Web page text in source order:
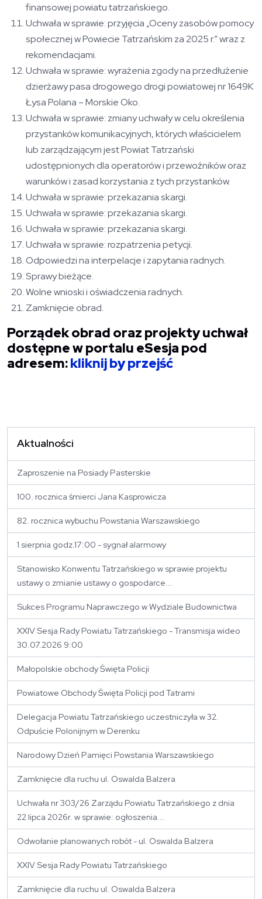
finansowej powiatu tatrzańskiego.
Uchwała w sprawie: przyjęcia „Oceny zasobów pomocy
społecznej w Powiecie Tatrzańskim za 2025 r.” wraz z
rekomendacjami.
Uchwała w sprawie: wyrażenia zgody na przedłużenie
dzierżawy pasa drogowego drogi powiatowej nr 1649K
Łysa Polana – Morskie Oko.
Uchwała w sprawie: zmiany uchwały w celu określenia
przystanków komunikacyjnych, których właścicielem
lub zarządzającym jest Powiat Tatrzański
udostępnionych dla operatorów i przewoźników oraz
warunków i zasad korzystania z tych przystanków.
Uchwała w sprawie: przekazania skargi.
Uchwała w sprawie: przekazania skargi.
Uchwała w sprawie: przekazania skargi.
Uchwała w sprawie: rozpatrzenia petycji.
Odpowiedzi na interpelacje i zapytania radnych.
Sprawy bieżące.
Wolne wnioski i oświadczenia radnych.
Zamknięcie obrad.
Porządek obrad oraz projekty uchwał
dostępne w portalu eSesja pod
adresem:kliknij by przejść
Aktualności
Zaproszenie na Posiady Pasterskie
100. rocznica śmierci Jana Kasprowicza
82. rocznica wybuchu Powstania Warszawskiego
1 sierpnia godz.17:00 - sygnał alarmowy
Stanowisko Konwentu Tatrzańskiego w sprawie projektu
ustawy o zmianie ustawy o gospodarce...
Sukces Programu Naprawczego w Wydziale Budownictwa
XXIV Sesja Rady Powiatu Tatrzańskiego - Transmisja wideo
30.07.2026 9:00
Małopolskie obchody Święta Policji
Powiatowe Obchody Święta Policji pod Tatrami
Delegacja Powiatu Tatrzańskiego uczestniczyła w 32.
Odpuście Polonijnym w Derenku
Narodowy Dzień Pamięci Powstania Warszawskiego
Zamknięcie dla ruchu ul. Oswalda Balzera
Uchwała nr 303/26 Zarządu Powiatu Tatrzańskiego z dnia
22 lipca 2026r. w sprawie: ogłoszenia...
Odwołanie planowanych robót - ul. Oswalda Balzera
XXIV Sesja Rady Powiatu Tatrzańskiego
Zamknięcie dla ruchu ul. Oswalda Balzera